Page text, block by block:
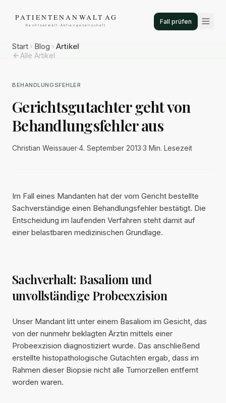
Fall prüfen
Start Blog Artikel
Alle Artikel
BEHANDLUNGSFEHLER
Gerichtsgutachter geht von
Behandlungsfehler aus
Christian Weissauer·4. September 2013·3 Min. Lesezeit
Im Fall eines Mandanten hat der vom Gericht bestellte
Sachverständige einen Behandlungsfehler bestätigt. Die
Entscheidung im laufenden Verfahren steht damit auf
einer belastbaren medizinischen Grundlage.
Sachverhalt: Basaliom und
unvollständige Probeexzision
Unser Mandant litt unter einem Basaliom im Gesicht, das
von der nunmehr beklagten Ärztin mittels einer
Probeexzision diagnostiziert wurde. Das anschließend
erstellte histopathologische Gutachten ergab, dass im
Rahmen dieser Biopsie nicht alle Tumorzellen entfernt
worden waren.